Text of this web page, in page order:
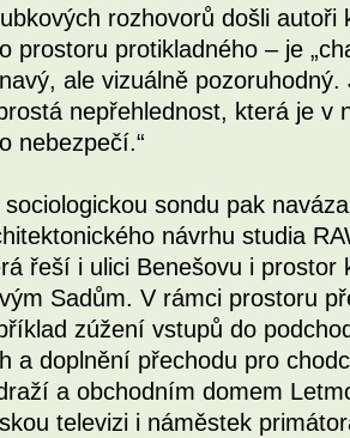
rozhovorů došli
prostoru protikladného – je
ale vizuálně
nepřehlednost, která je v
nebezpečí.“
sociologickou sondu pak
návrhu studia
řeší i ulici Benešovu i
Sadům. V rámci prostoru
zúžení vstupů do
a doplnění přechodu pro
a obchodním domem
televizi i náměstek